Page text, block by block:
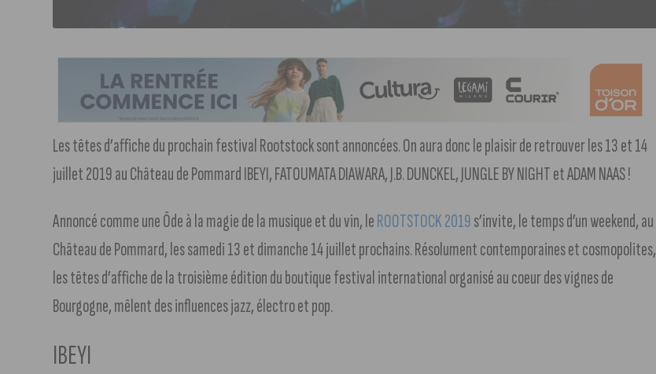
Les têtes d’affiche du prochain festival Rootstock sont annoncées. On aura donc le plaisir de retrouver les 13 et 14
juillet 2019 au Château de Pommard IBEYI, FATOUMATA DIAWARA, J.B. DUNCKEL, JUNGLE BY NIGHT et ADAM NAAS !
Annoncé comme une Ôde à la magie de la musique et du vin, leROOTSTOCK 2019s’invite, le temps d’un weekend, au
Château de Pommard, les samedi 13 et dimanche 14 juillet prochains. Résolument contemporaines et cosmopolites,
les têtes d’affiche de la troisième édition du boutique festival international organisé au coeur des vignes de
Bourgogne, mêlent des influences jazz, électro et pop.
IBEYI